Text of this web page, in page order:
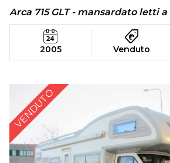
Arca 715 GLT - mansardato letti
2005 Venduto
VENDUTO